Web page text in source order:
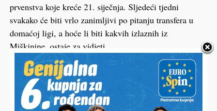
prvenstva koje kreće 21. siječnja. Sljedeći tjedni
svakako će biti vrlo zanimljivi po pitanju transfera u
domaćoj ligi, a hoće li biti kakvih izlaznih iz
Miškinine, ostaje za vidjeti.
HALO,
Vaš email